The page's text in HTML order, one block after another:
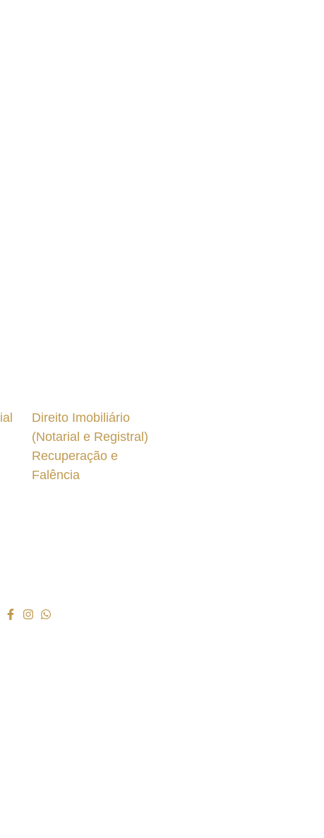
Direito Imobiliário
(Notarial e Registral)
Recuperação e
Falência